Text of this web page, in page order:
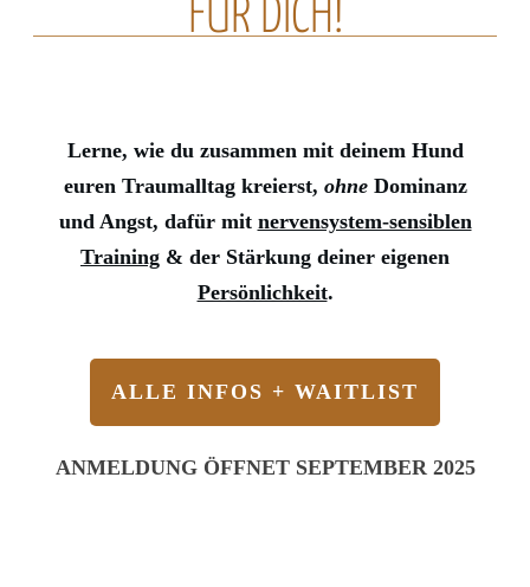
FÜR DICH!
Lerne, wie du zusammen mit deinem Hund
euren Traumalltag kreierst, ohne Dominanz
und Angst, dafür mit nervensystem-sensiblen
Training & der Stärkung deiner eigenen
Persönlichkeit.
ALLE INFOS + WAITLIST
ANMELDUNG ÖFFNET SEPTEMBER 2025